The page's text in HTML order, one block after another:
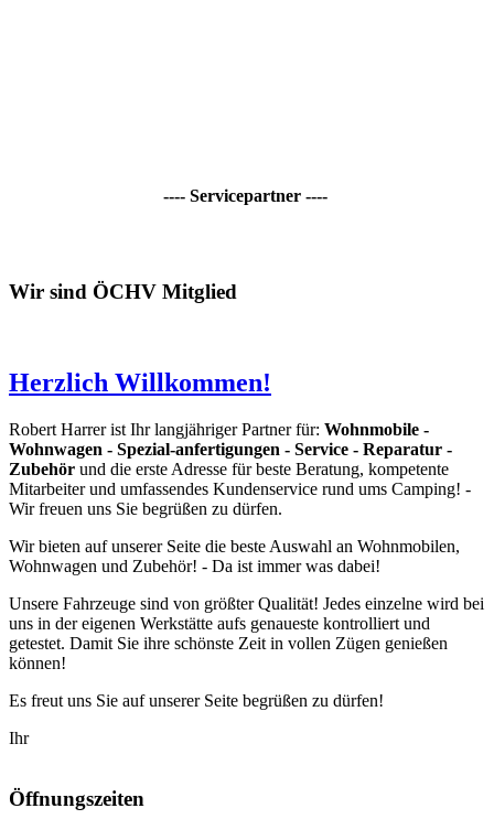
---- Servicepartner ----
Wir sind ÖCHV Mitglied
Herzlich Willkommen!
Robert Harrer ist Ihr langjähriger Partner für: Wohnmobile -
Wohnwagen - Spezial-anfertigungen - Service - Reparatur -
Zubehör und die erste Adresse für beste Beratung, kompetente
Mitarbeiter und umfassendes Kundenservice rund ums Camping! -
Wir freuen uns Sie begrüßen zu dürfen.
Wir bieten auf unserer Seite die beste Auswahl an Wohnmobilen,
Wohnwagen und Zubehör! - Da ist immer was dabei!
Unsere Fahrzeuge sind von größter Qualität! Jedes einzelne wird bei
uns in der eigenen Werkstätte aufs genaueste kontrolliert und
getestet. Damit Sie ihre schönste Zeit in vollen Zügen genießen
können!
Es freut uns Sie auf unserer Seite begrüßen zu dürfen!
Ihr
Öffnungszeiten